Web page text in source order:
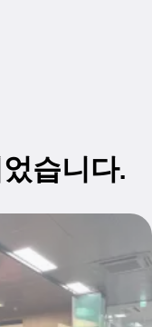
습니다.